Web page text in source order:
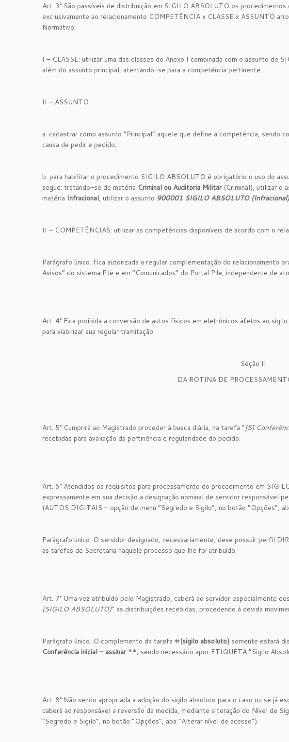
Art. 3° São passíveis de distribuição em SIGILO ABSOLUTO os
exclusivamente ao relacionamento COMPETÊNCIA x CLASSE x ASSUNTO
Normativo:
I – CLASSE: utilizar uma das classes do Anexo I combinada com o assunto
além do assunto principal, atentando-se para a competência pertinente.
II – ASSUNTO
a. cadastrar como assunto “Principal” aquele que define a competência, sendo
causa de pedir e pedido;
b. para habilitar o procedimento SIGILO ABSOLUTO é obrigatório o uso do
segue: tratando-se de matéria Criminal ou Auditoria Militar(Criminal), utilizar o
matéria Infracional, utilizar o assunto 900001 SIGILO ABSOLUTO (Infracional)
II – COMPETÊNCIAS: utilizar as competências disponíveis de acordo com o
Parágrafo único. Fica autorizada a regular complementação do relacionamento
Avisos” do sistema PJe e em “Comunicados” do Portal PJe, independente de
Art. 4° Fica proibida a conversão de autos físicos em eletrônicos afetos ao
para viabilizar sua regular tramitação.
Seção II
DA ROTINA DE
Art. 5° Cumprirá ao Magistrado proceder à busca diária, na tarefa “[S]
recebidas para avaliação da pertinência e regularidade do pedido.
Art. 6° Atendidos os requisitos para processamento do procedimento em
expressamente em sua decisão a designação nominal de servidor responsável
(AUTOS DIGITAIS – opção de menu “Segredo e Sigilo”, no botão “Opções”,
Parágrafo único. O servidor designado, necessariamente, deve possuir perfil
as tarefas de Secretaria naquele processo que lhe foi atribuído.
Art. 7° Uma vez atribuído pelo Magistrado, caberá ao servidor especialmente
(SIGILO ABSOLUTO)” as distribuições recebidas, procedendo à devida
Parágrafo único. O complemento da tarefa #(sigilo absoluto) somente estará
Conferência inicial – assinar**, sendo necessário apor ETIQUETA “Sigilo
Art. 8° Não sendo apropriada a adoção do sigilo absoluto para o caso ou se já
caberá ao responsável a reversão da medida, mediante alteração do Nível de
“Segredo e Sigilo”, no botão “Opções”, aba “Alterar nível de acesso”).